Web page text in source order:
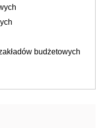
budżetowych